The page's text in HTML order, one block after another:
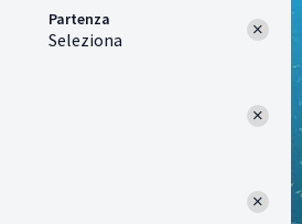
Partenza
Seleziona